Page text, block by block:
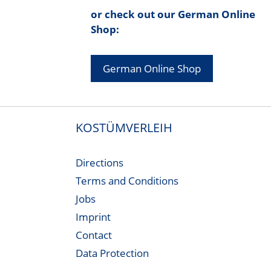
or check out our German Online
Shop:
German Online Shop
KOSTÜMVERLEIH
Directions
Terms and Conditions
Jobs
Imprint
Contact
Data Protection